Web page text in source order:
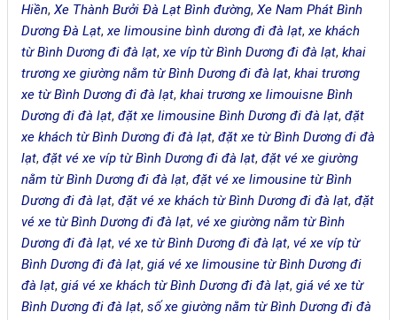
Hiền,Xe Thành Bưởi Đà Lạt Bình đường,Xe Nam Phát Bình
Dương Đà Lạt,xe limousine bình dương đi đà lạt,xe khách
từ Bình Dương đi đà lạt,xe víp từ Bình Dương đi đà lạt,khai
trương xe giường nằm từ Bình Dương đi đà lạt,khai trương
xe từ Bình Dương đi đà lạt,khai trương xe limouisne Bình
Dương đi đà lạt,đặt xe limousine Bình Dương đi đà lạt,đặt
xe khách từ Bình Dương đi đà lạt,đặt xe từ Bình Dương đi đà
lạt,đặt vé xe víp từ Bình Dương đi đà lạt,đặt vé xe giường
nằm từ Bình Dương đi đà lạt,đặt vé xe limousine từ Bình
Dương đi đà lạt,đặt vé xe khách từ Bình Dương đi đà lạt,đặt
vé xe từ Bình Dương đi đà lạt, vé xe giường nằm từ Bình
Dương đi đà lạt, vé xe từ Bình Dương đi đà lạt, vé xe víp từ
Bình Dương đi đà lạt,giá vé xe limousine từ Bình Dương đi
đà lạt,giá vé xe khách từ Bình Dương đi đà lạt,giá vé xe từ
Bình Dương đi đà lạt,số xe giường nằm từ Bình Dương đi đà